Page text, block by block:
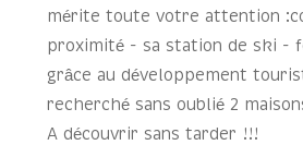
mérite toute votre attention
proximité - sa station de ski -
grâce au développement
recherché sans oublié 2
A découvrir sans tarder !!!